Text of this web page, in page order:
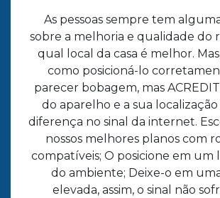
As pessoas sempre tem
sobre a melhoria e qualidade do
qual local da casa é melhor.
como posicioná-lo
parecer bobagem, mas
do aparelho e a sua
diferença no sinal da internet.
nossos melhores planos com
compatíveis; O posicione em um
do ambiente; Deixe-o em
elevada, assim, o sinal não